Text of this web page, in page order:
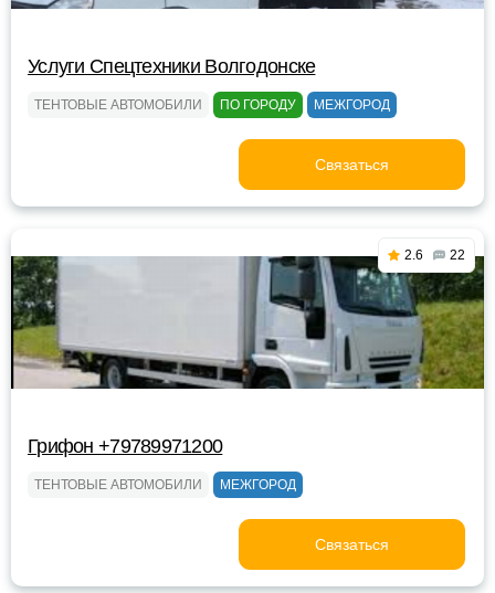
Услуги Спецтехники Волгодонске
ТЕНТОВЫЕ АВТОМОБИЛИ ПО ГОРОДУ МЕЖГОРОД
Связаться
2.6 22
Грифон +79789971200
ТЕНТОВЫЕ АВТОМОБИЛИ МЕЖГОРОД
Связаться